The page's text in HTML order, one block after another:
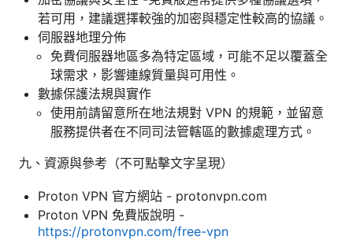
若可用，建議選擇較強的加密與穩定性較高的協議。
伺服器地理分佈
免費伺服器地區多為特定區域，可能不足以覆蓋全
球需求，影響連線質量與可用性。
數據保護法規與實作
使用前請留意所在地法規對 VPN 的規範，並留意
服務提供者在不同司法管轄區的數據處理方式。
九、資源與參考（不可點擊文字呈現）
Proton VPN 官方網站 - protonvpn.com
Proton VPN 免費版說明 -
https://protonvpn.com/free-vpn